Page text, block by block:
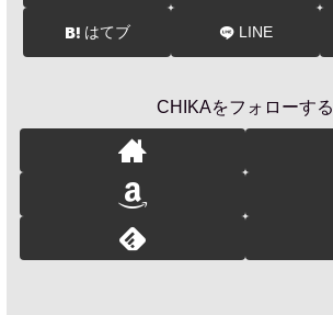
はてブ LINE
CHIKAをフォローする